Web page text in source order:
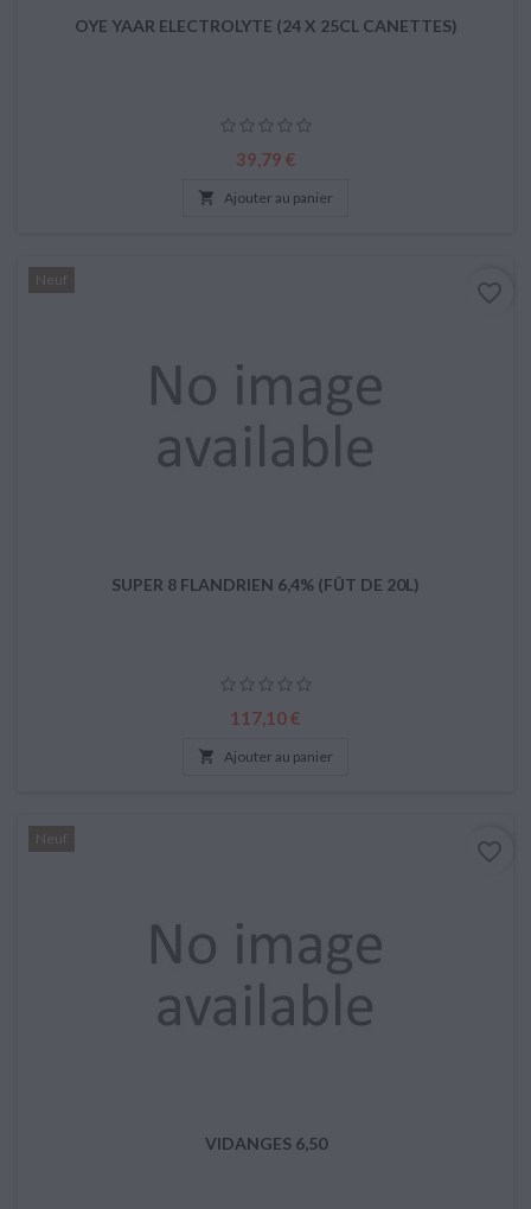
OYE YAAR ELECTROLYTE (24 X 25CL CANETTES)
Prix
39,79 €
 Ajouter au panier
Neuf
SUPER 8 FLANDRIEN 6,4% (FÛT DE 20L)
Prix
117,10 €
 Ajouter au panier
favorite_border
Neuf
VIDANGES 6,50
favorite_border